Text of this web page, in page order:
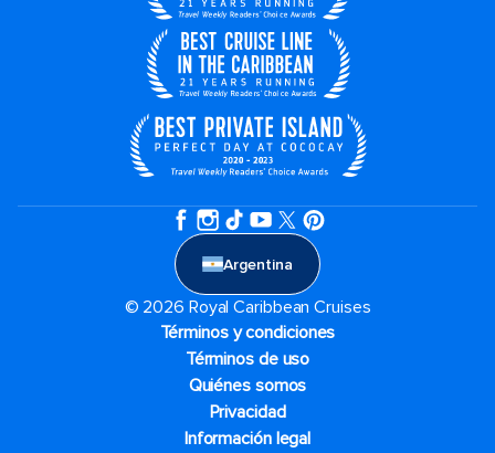
Argentina
© 2026 Royal Caribbean Cruises
Términos y condiciones
Términos de uso
Quiénes somos
Privacidad
Información legal